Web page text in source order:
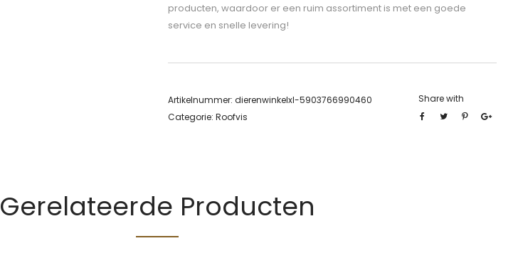
producten, waardoor er een ruim assortiment is met een goede
service en snelle levering!
Artikelnummer: dierenwinkelxl-5903766990460
Categorie: Roofvis
Share with
Gerelateerde Producten